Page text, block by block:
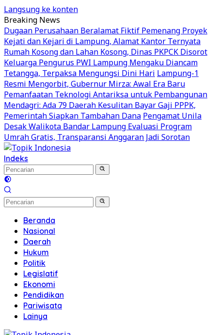
Langsung ke konten
Breaking News
Dugaan Perusahaan Beralamat Fiktif Pemenang Proyek
Kejati dan Kejari di Lampung, Alamat Kantor Ternyata
Rumah Kosong dan Lahan Kosong, Dinas PKPCK Disorot
Keluarga Pengurus PWI Lampung Mengaku Diancam
Tetangga, Terpaksa Mengungsi Dini Hari Lampung-1
Resmi Mengorbit, Gubernur Mirza: Awal Era Baru
Pemanfaatan Teknologi Antariksa untuk Pembangunan
Mendagri: Ada 79 Daerah Kesulitan Bayar Gaji PPPK,
Pemerintah Siapkan Tambahan Dana Pengamat Unila
Desak Walikota Bandar Lampung Evaluasi Program
Umrah Gratis, Transparansi Anggaran Jadi Sorotan
Indeks
Beranda
Nasional
Daerah
Hukum
Politik
Legislatif
Ekonomi
Pendidikan
Pariwisata
Lainya